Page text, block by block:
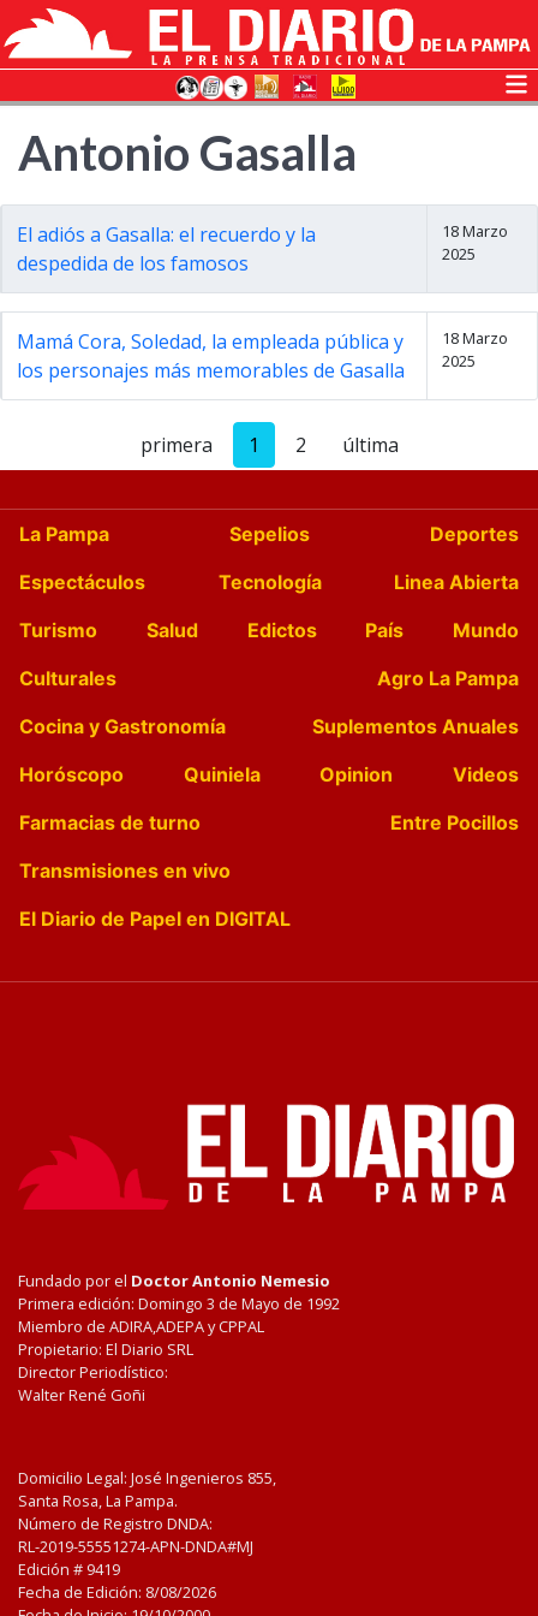
Antonio Gasalla
El adiós a Gasalla: el recuerdo y la
despedida de los famosos
18 Marzo
2025
Mamá Cora, Soledad, la empleada pública y
los personajes más memorables de Gasalla
18 Marzo
2025
primera 1 2 última
La Pampa Sepelios
Deportes
Espectáculos
Tecnología
Linea Abierta
Turismo
Salud Edictos País
Mundo
Culturales
Agro La Pampa
Cocina y Gastronomía
Suplementos Anuales
Horóscopo
Quiniela Opinion
Videos
Farmacias de turno
Entre Pocillos
Transmisiones en vivo
El Diario de Papel en DIGITAL
Fundado por el Doctor Antonio Nemesio
Primera edición: Domingo 3 de Mayo de 1992
Miembro de ADIRA,ADEPA y CPPAL
Propietario: El Diario SRL
Director Periodístico:
Walter René Goñi
Domicilio Legal: José Ingenieros 855,
Santa Rosa, La Pampa.
Número de Registro DNDA:
RL-2019-55551274-APN-DNDA#MJ
Edición # 9419
Fecha de Edición: 8/08/2026